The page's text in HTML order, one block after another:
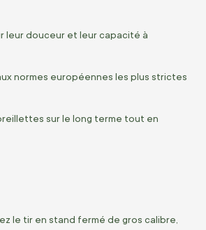
leur douceur et leur capacité à
normes européennes les plus strictes
sur le long terme tout en
le tir en stand fermé de gros calibre,